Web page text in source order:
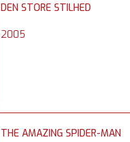
DEN STORE STILHED
2005
THE AMAZING SPIDER-MAN